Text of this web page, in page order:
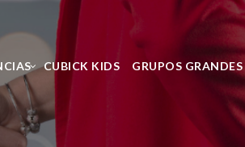
CUBICK KIDS GRUPOS GRANDES